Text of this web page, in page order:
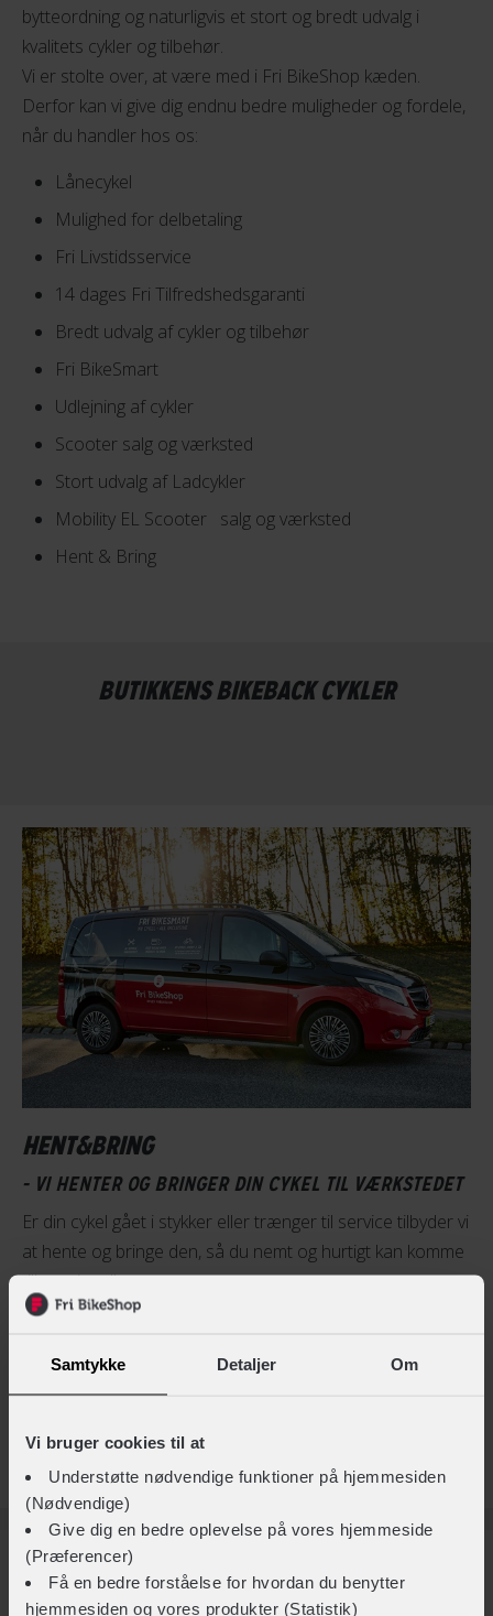
Samtykke Detaljer Om
Vi bruger cookies til at
Understøtte nødvendige funktioner på hjemmesiden
(Nødvendige)
Give dig en bedre oplevelse på vores hjemmeside
(Præferencer)
Få en bedre forståelse for hvordan du benytter
hjemmesiden og vores produkter (Statistik)
bytteordning og naturligvis et stort og bredt udvalg i
kvalitets cykler og tilbehør.
Vi er stolte over, at være med i Fri BikeShop kæden.
Derfor kan vi give dig endnu bedre muligheder og fordele,
når du handler hos os:
Lånecykel
Mulighed for delbetaling
Fri Livstidsservice
14 dages Fri Tilfredshedsgaranti
Bredt udvalg af cykler og tilbehør
Fri BikeSmart
Udlejning af cykler
Scooter salg og værksted
Stort udvalg af Ladcykler
Mobility EL Scooter salg og værksted
Hent & Bring
BUTIKKENS BIKEBACK CYKLER
HENT&BRING
- VI HENTER OG BRINGER DIN CYKEL TIL VÆRKSTEDET
Er din cykel gået i stykker eller trænger til service tilbyder vi
at hente og bringe den, så du nemt og hurtigt kan komme
tilbage i sadlen.
Vi henter ladcykler, elscooter, scooter/knallerter fra kr.
Ring 75124943 og lav en aftale
BUTIKKENS UNIKKE SERVICES